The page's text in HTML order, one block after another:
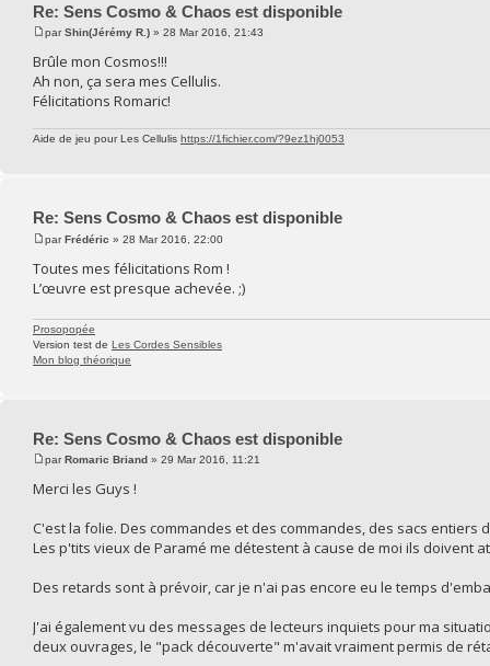
Re: Sens Cosmo & Chaos est disponible
parShin(Jérémy R.) » 28 Mar 2016, 21:43
Brûle mon Cosmos!!!
Ah non, ça sera mes Cellulis.
Félicitations Romaric!
Aide de jeu pour Les Cellulis https://1fichier.com/?9ez1hj0053
Re: Sens Cosmo & Chaos est disponible
parFrédéric » 28 Mar 2016, 22:00
Toutes mes félicitations Rom !
L’œuvre est presque achevée. ;)
Prosopopée
Version test de Les Cordes Sensibles
Mon blog théorique
Re: Sens Cosmo & Chaos est disponible
parRomaric Briand » 29 Mar 2016, 11:21
Merci les Guys !
C'est la folie. Des commandes et des commandes, des sacs
Les p'tits vieux de Paramé me détestent à cause de moi ils doivent
Des retards sont à prévoir, car je n'ai pas encore eu le temps
J'ai également vu des messages de lecteurs inquiets pour ma
deux ouvrages, le "pack découverte" m'avait vraiment permis de